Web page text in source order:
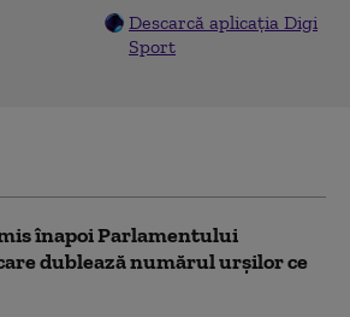
Descarcă aplicația Digi
Sport
înapoi Parlamentului
dublează numărul urșilor ce